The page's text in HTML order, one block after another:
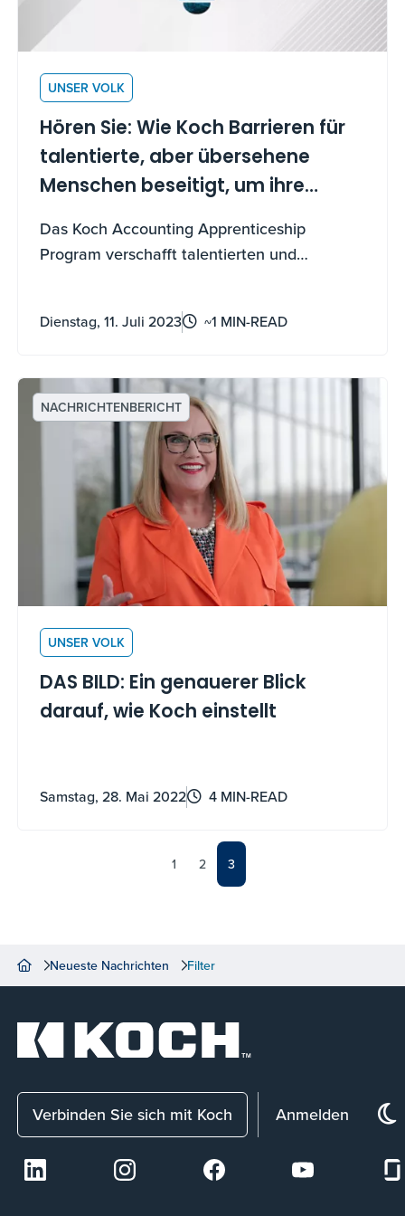
UNSER VOLK
Hören Sie: Wie Koch Barrieren für
talentierte, aber übersehene
Menschen beseitigt, um ihre
Karriere voranzutreiben
Das Koch Accounting Apprenticeship
Program verschafft talentierten und
beschleunigte Möglichkeit für praktische
Koch's vielen Unternehmen.
Dienstag, 11. Juli 2023 ~1 MIN-READ
NACHRICHTENBERICHT
UNSER VOLK
DAS BILD: Ein genauerer Blick
darauf, wie Koch einstellt
Samstag, 28. Mai 2022 4 MIN-READ
1 2 3
Neueste Nachrichten Filter
Verbinden Sie sich mit Koch Anmelden